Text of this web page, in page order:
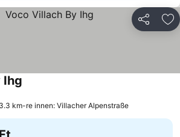
Ihg
3.3 km-re innen: Villacher Alpenstraße